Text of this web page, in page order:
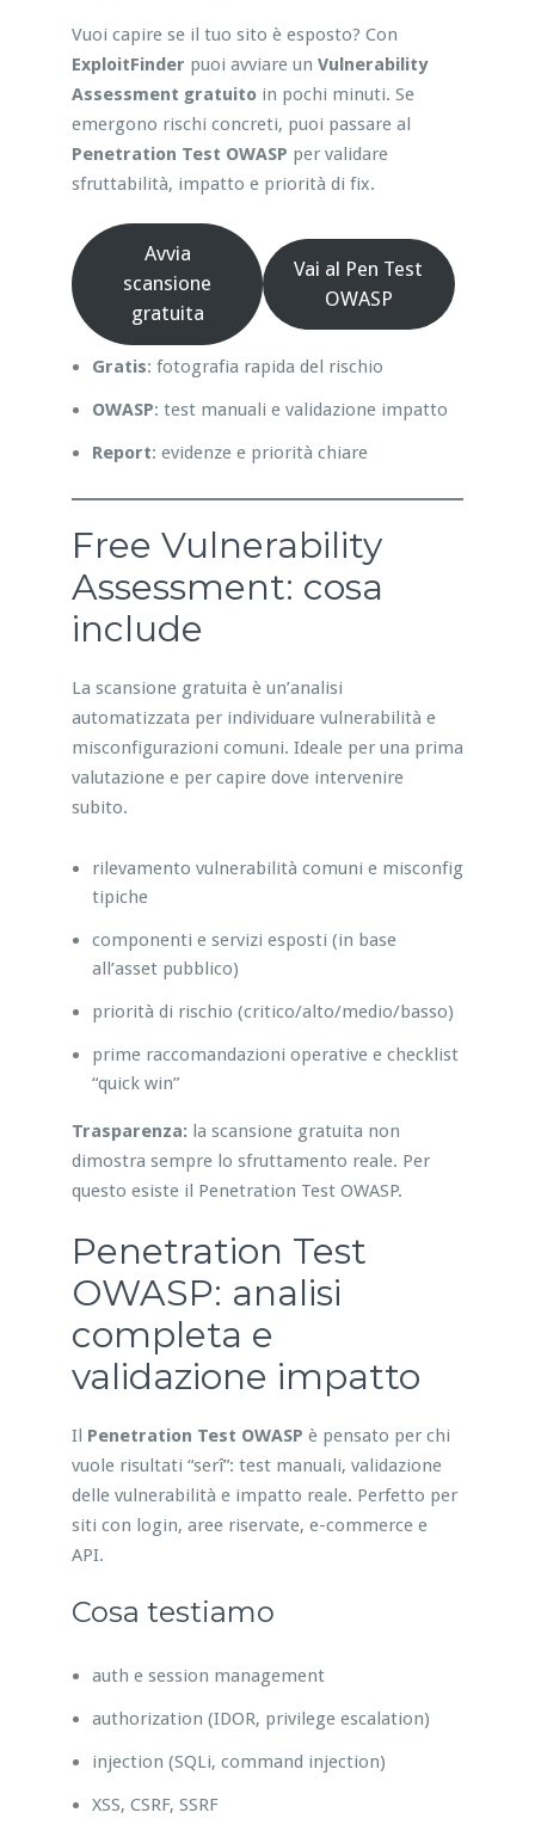
Vuoi capire se il tuo sito è esposto? Con
ExploitFinder puoi avviare un Vulnerability
Assessment gratuitoin pochi minuti. Se
emergono rischi concreti, puoi passare al
Penetration Test OWASP per validare
sfruttabilità, impatto e priorità di fix.
Avvia
scansione
gratuita
Vai al Pen Test
OWASP
Gratis: fotografia rapida del rischio
OWASP: test manuali e validazione impatto
Report: evidenze e priorità chiare
Free Vulnerability
Assessment: cosa
include
La scansione gratuita è un’analisi
automatizzata per individuare vulnerabilità e
misconfigurazioni comuni. Ideale per una prima
valutazione e per capire dove intervenire
subito.
rilevamento vulnerabilità comuni e misconfig
tipiche
componenti e servizi esposti (in base
all’asset pubblico)
priorità di rischio (critico/alto/medio/basso)
prime raccomandazioni operative e checklist
“quick win”
Trasparenza: la scansione gratuita non
dimostra sempre lo sfruttamento reale. Per
questo esiste il Penetration Test OWASP.
Penetration Test
OWASP: analisi
completa e
validazione impatto
Il Penetration Test OWASP è pensato per chi
vuole risultati “serî”: test manuali, validazione
delle vulnerabilità e impatto reale. Perfetto per
siti con login, aree riservate, e-commerce e
API.
Cosa testiamo
auth e session management
authorization (IDOR, privilege escalation)
injection (SQLi, command injection)
XSS, CSRF, SSRF